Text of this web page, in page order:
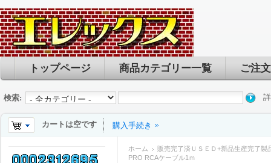
トップページ 商品カテゴリー一覧 ご注
検索:
カートは空です 購入手続き
ホーム
販売完了済ＵＳＥＤ+新品生産完了製
PRO RCAケーブル1ｍ